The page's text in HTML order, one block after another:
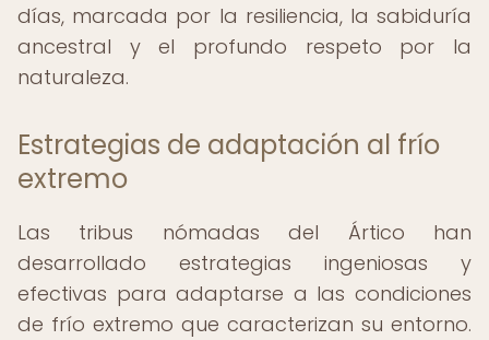
días, marcada por la resiliencia, la sabiduría
ancestral y el profundo respeto por la
naturaleza.
Estrategias de adaptación al frío
extremo
Las tribus nómadas del Ártico han
desarrollado estrategias ingeniosas y
efectivas para adaptarse a las condiciones
de frío extremo que caracterizan su entorno.